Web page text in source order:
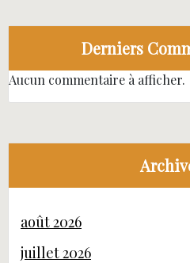
Derniers
Aucun commentaire à afficher.
août 2026
juillet 2026